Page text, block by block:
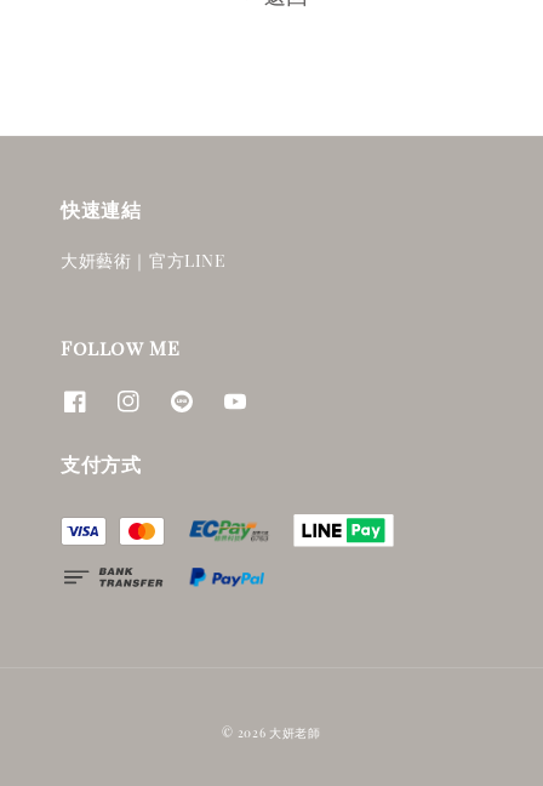
快速連結
大妍藝術｜官方LINE
Follow ME
支付方式
© 2026 大妍老師